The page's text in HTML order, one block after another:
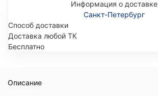
Информация о доставке
Санкт-Петербург
Способ доставки
Доставка любой ТК
Бесплатно
Описание